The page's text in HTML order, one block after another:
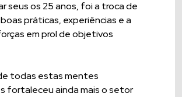
seus os 25 anos, foi a troca de
práticas, experiências e a
em prol de objetivos
todas estas mentes
fortaleceu ainda mais o setor